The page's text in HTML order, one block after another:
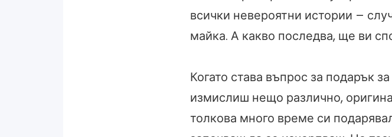
всички невероятни истории –
майка. А какво последва, ще ви
Когато става въпрос за подарък
измислиш нещо различно,
толкова много време си